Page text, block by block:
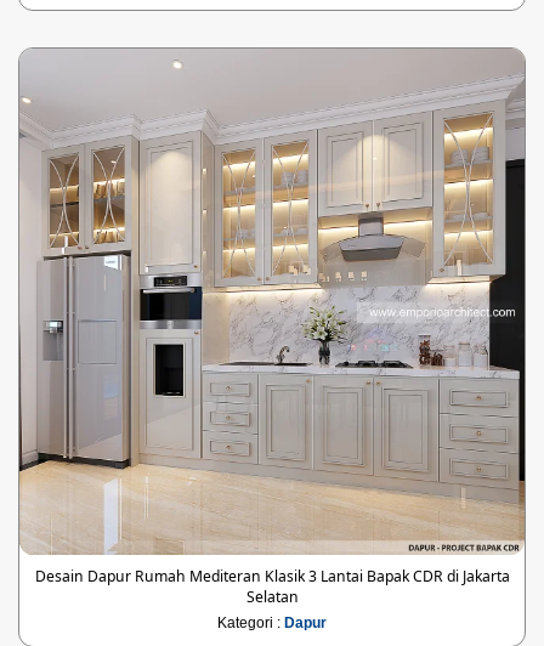
Desain Dapur Rumah Mediteran Klasik 3 Lantai Bapak CDR di Jakarta
Selatan
Kategori : Dapur